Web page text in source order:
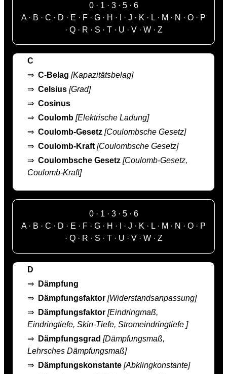
0· 1 · 3· 5· 6
A· B · C · D · E · F · G · H · · J · K · L · M · N · O · P
· Q· R · S · T· U · V· W· Z
C
⇒ C-Belag [Kapazitätsbelag]
⇒ Celsius [Grad]
⇒ Cosinus
⇒ Coulomb [Elektrische Ladung]
⇒ Coulomb-Gesetz [Coulombsche Gesetz]
⇒ Coulomb-Kraft [Coulombsche Gesetz]
⇒ Coulombsche Gesetz [Coulomb-Gesetz,
Coulomb-Kraft]
0· 1· 3· 5· 6
A· B · C · D · E · F · G · H · · J · K · L· M · N · O · P
· Q· R · S · T · U · V · W· Z
D
⇒
Dämpfung
⇒
Dämpfungsfaktor [Widerstandsanpassung]
⇒
Dämpfungsfaktor [Eindringmaß,
Eindringtiefe, Skin-Tiefe, Stromeindringtiefe ]
⇒
Dämpfungsgrad [Dämpfungsmaß,
Lehrsches Dämpfungsmaß]
⇒
Dämpfungskonstante [Abklingkonstante]